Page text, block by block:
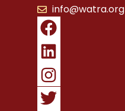
info@watra.org